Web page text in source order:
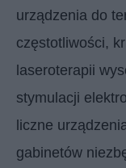
urządzenia do
częstotliwości,
laseroterapii
stymulacji
liczne
gabinetów